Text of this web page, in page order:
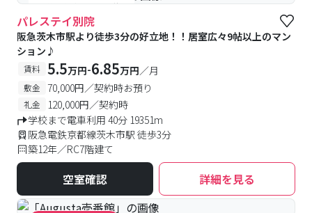
#予約受付中 #空室待ち
パレステイ別院
阪急茨木市駅より徒歩3分の好立地！！居室広々9帖以上のマン
ション♪
賃料 5.5万円-6.85万円／月
敷金 70,000円／契約時お預り
礼金
120,000円／契約時
学校まで電車利用 40分 19351m
阪急電鉄京都線茨木市駅 徒歩3分
築12年／RC7階建て
空室確認 詳細を見る